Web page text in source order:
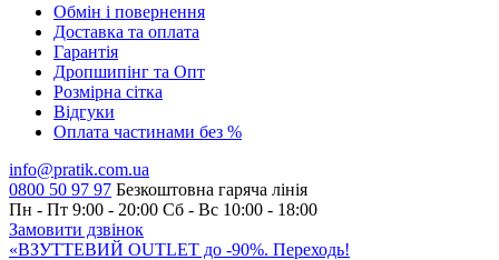
Обмін і повернення
Доставка та оплата
Гарантiя
Дропшипінг та Опт
Розмірна сітка
Відгуки
Оплата частинами без %
info@pratik.com.ua
0800 50 97 97 Безкоштовна гаряча лінія
Пн - Пт 9:00 - 20:00 Сб - Вс 10:00 - 18:00
Замовити дзвінок
«ВЗУТТЕВИЙ OUTLET до -90%. Переходь!